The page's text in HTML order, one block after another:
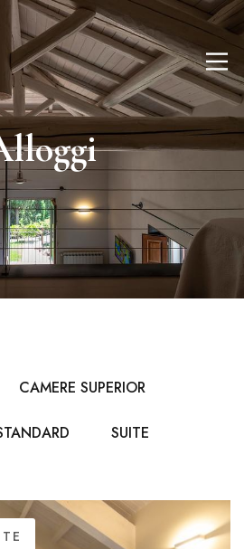
CAMERE SUPERIOR
SUITE